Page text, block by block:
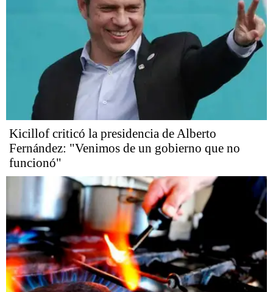
Kicillof criticó la presidencia de Alberto
Fernández: "Venimos de un gobierno que no
funcionó"